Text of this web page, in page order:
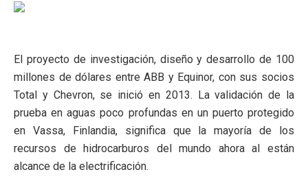
El proyecto de investigación, diseño y desarrollo de 100
millones de dólares entre ABB y Equinor, con sus socios
Total y Chevron, se inició en 2013. La validación de la
prueba en aguas poco profundas en un puerto protegido
en Vassa, Finlandia, significa que la mayoría de los
recursos de hidrocarburos del mundo ahora al están
alcance de la electrificación.